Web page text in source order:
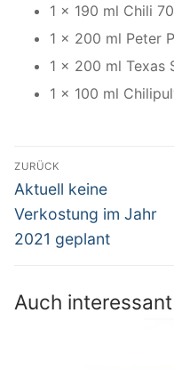
1 x 190 ml Chili
1 x 200 ml Peter
1 x 200 ml Texas
1 x 100 ml
Beitrags-
Navigation
ZURÜCK
Vorheriger
Beitrag:
Aktuell keine
Verkostung im Jahr
2021 geplant
Auch